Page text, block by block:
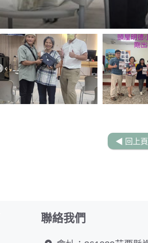
◀︎ 回上頁
聯絡我們